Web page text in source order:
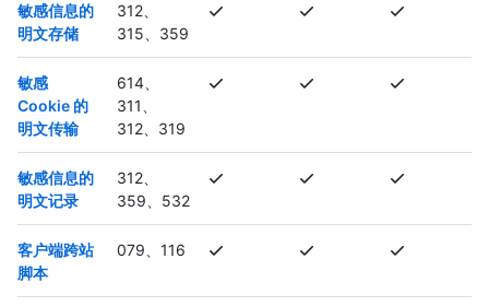
敏感信息的
明文存储
312、
315、359
敏感
Cookie 的
明文传输
614、
311、
312、319
敏感信息的
明文记录
312、
359、532
客户端跨站
脚本
079、116